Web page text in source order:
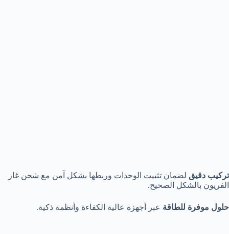
تركيب دقيق لضمان تثبيت الوحدات وربطها بشكل آمن مع شحن غاز
الفريون بالشكل الصحيح.
حلول موفرة للطاقة عبر أجهزة عالية الكفاءة وأنظمة ذكية.